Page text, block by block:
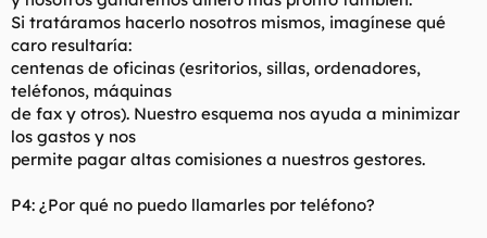
Si tratáramos hacerlo nosotros mismos, imagínese qué
caro resultaría:
centenas de oficinas (esritorios, sillas, ordenadores,
teléfonos, máquinas
de fax y otros). Nuestro esquema nos ayuda a minimizar
los gastos y nos
permite pagar altas comisiones a nuestros gestores.
P4: ¿Por qué no puedo llamarles por teléfono?